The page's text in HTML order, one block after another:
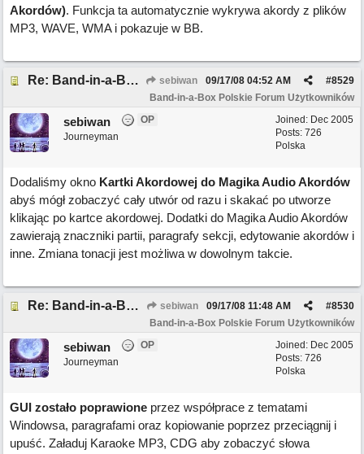
Akordów). Funkcja ta automatycznie wykrywa akordy z plików
MP3, WAVE, WMA i pokazuje w BB.
Re: Band-in-a-Box 2008 ma ponad 50 nowych funkcji! sebiwan #8529
09/17/08 04:52 AM
Band-in-a-Box Polskie Forum Użytkowników
Joined: Dec 2005
Posts: 726
Polska
sebiwan
OP
Journeyman
Dodaliśmy okno Kartki Akordowej do Magika Audio Akordów
abyś mógł zobaczyć cały utwór od razu i skakać po utworze
klikając po kartce akordowej. Dodatki do Magika Audio Akordów
zawierają znaczniki partii, paragrafy sekcji, edytowanie akordów i
inne. Zmiana tonacji jest możliwa w dowolnym takcie.
Re: Band-in-a-Box 2008 ma ponad 50 nowych funkcji! sebiwan #8530
09/17/08 11:48 AM
Band-in-a-Box Polskie Forum Użytkowników
Joined: Dec 2005
Posts: 726
Polska
sebiwan
OP
Journeyman
GUI zostało poprawione przez współprace z tematami
Windowsa, paragrafami oraz kopiowanie poprzez przeciągnij i
upuść. Załaduj Karaoke MP3, CDG aby zobaczyć słowa